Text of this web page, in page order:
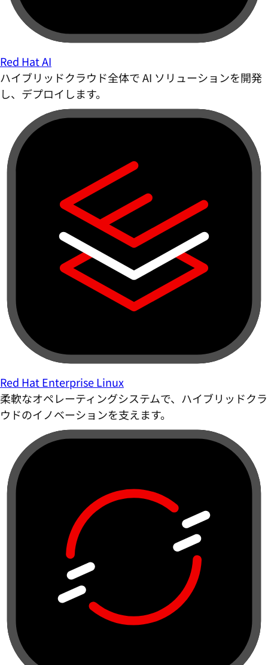
Red Hat AI
ハイブリッドクラウド全体で AI ソリューションを開発
し、デプロイします。
Red Hat Enterprise Linux
柔軟なオペレーティングシステムで、ハイブリッドクラ
ウドのイノベーションを支えます。